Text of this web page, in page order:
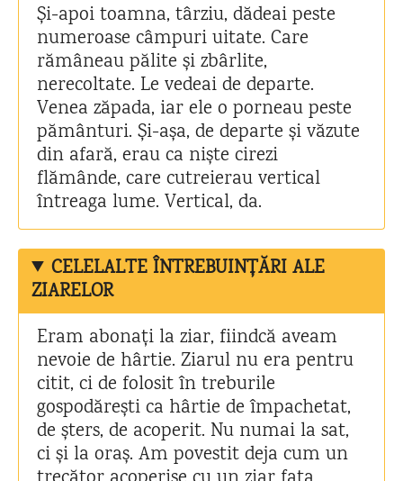
Și-apoi toamna, târziu, dădeai peste
numeroase câmpuri uitate. Care
rămâneau pălite și zbârlite,
nerecoltate. Le vedeai de departe.
Venea zăpada, iar ele o porneau peste
pământuri. Și-așa, de departe și văzute
din afară, erau ca niște cirezi
flămânde, care cutreierau vertical
întreaga lume. Vertical, da.
CELELALTE ÎNTREBUINȚĂRI ALE
ZIARELOR
Eram abonați la ziar, fiindcă aveam
nevoie de hârtie. Ziarul nu era pentru
citit, ci de folosit în treburile
gospodărești ca hârtie de împachetat,
de șters, de acoperit. Nu numai la sat,
ci și la oraș. Am povestit deja cum un